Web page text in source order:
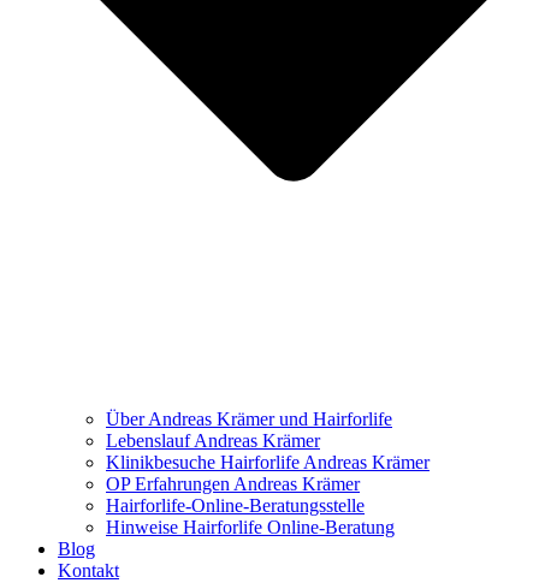
Über Andreas Krämer und Hairforlife
Lebenslauf Andreas Krämer
Klinikbesuche Hairforlife Andreas Krämer
OP Erfahrungen Andreas Krämer
Hairforlife-Online-Beratungsstelle
Hinweise Hairforlife Online-Beratung
Blog
Kontakt